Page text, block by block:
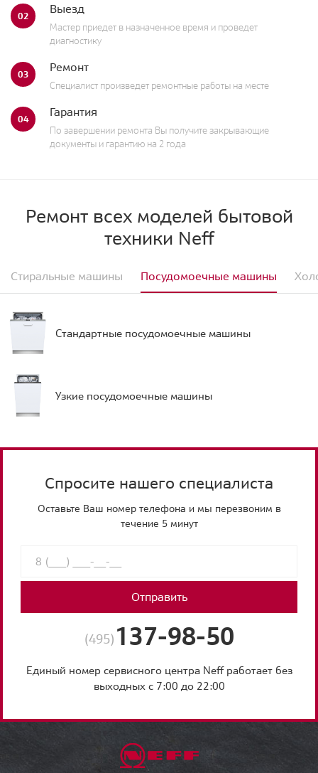
02 Выезд
Мастер приедет в назначенное время и проведет
диагностику
03 Ремонт
Специалист произведет ремонтные работы на месте
04 Гарантия
По завершении ремонта Вы получите закрывающие
документы и гарантию на 2 года
Ремонт всех моделей бытовой
техники Neff
Стиральные машины Посудомоечные машины
Стандартные посудомоечные машины
Узкие посудомоечные машины
Спросите нашего специалиста
Оставьте Ваш номер телефона и мы перезвоним в
течение 5 минут
Отправить
(495) 137-98-50
Единый номер сервисного центра Neff работает без
выходных с 7:00 до 22:00